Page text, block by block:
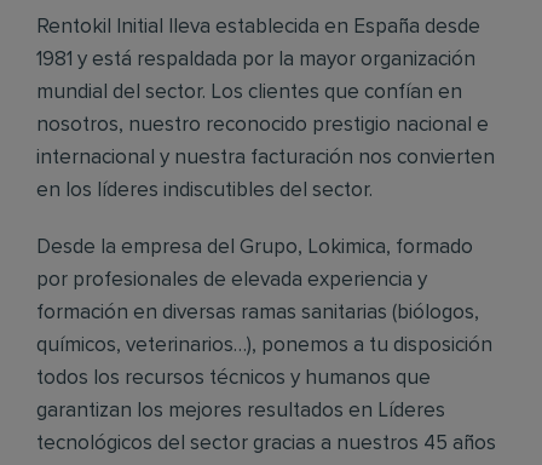
Rentokil Initial lleva establecida en España desde
1981 y está respaldada por la mayor organización
mundial del sector. Los clientes que confían en
nosotros, nuestro reconocido prestigio nacional e
internacional y nuestra facturación nos convierten
en los líderes indiscutibles del sector.
Desde la empresa del Grupo, Lokimica, formado
por profesionales de elevada experiencia y
formación en diversas ramas sanitarias (biólogos,
químicos, veterinarios…), ponemos a tu disposición
todos los recursos técnicos y humanos que
garantizan los mejores resultados en Líderes
tecnológicos del sector gracias a nuestros 45 años